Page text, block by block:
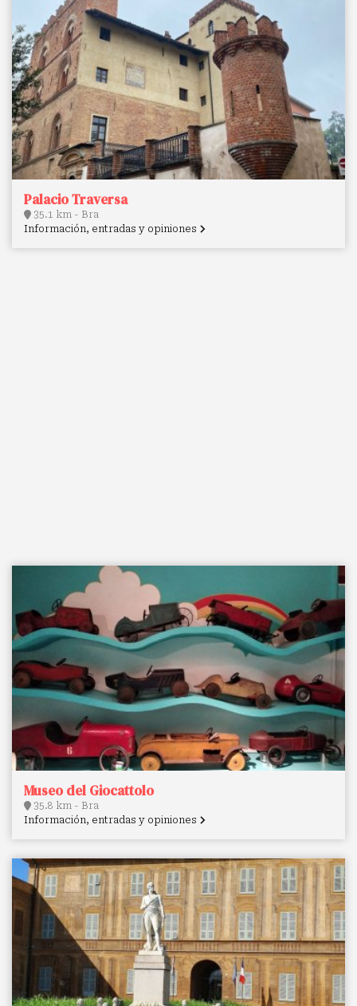
Palacio Traversa
35.1 km - Bra
Información, entradas y opiniones
Museo del Giocattolo
35.8 km - Bra
Información, entradas y opiniones